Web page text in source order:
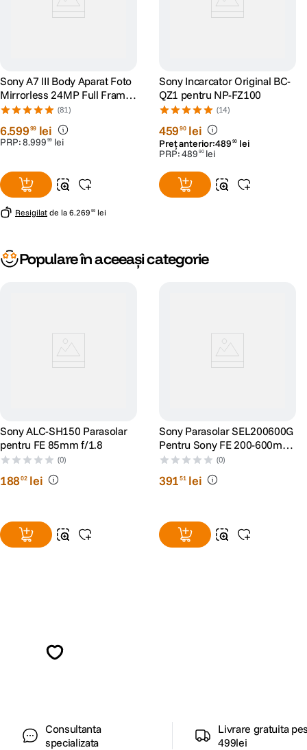
Sony A7 III Body Aparat Foto
Mirrorless 24MP Full Frame
4K
(81)
6.59999 lei
PRP:8.999 99 lei
Resigilat de la 6.269 99 lei
Sony Incarcator Original BC-
QZ1 pentru NP-FZ100
(14)
45990 lei
Preț anterior:489 90 lei
PRP:489 90 lei
Populare în aceeași categorie
Sony ALC-SH150 Parasolar
pentru FE 85mm f/1.8
(0)
18802 lei
Sony Parasolar SEL200600G
Pentru Sony FE 200-600mm
F5.6-6.3 G
(0)
39151 lei
Consultanta
specializata
Livrare gratuita
499lei